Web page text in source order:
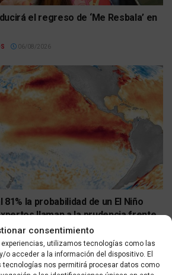
consentimiento
utilizamos tecnologías como las
o acceder a la información del dispositivo. El
nos permitirá procesar datos como
el regreso de ‘Me Resbala’ en
06/08/2026
la probabilidad de un El Niño
llaman a la prudencia frente
06/08/2026